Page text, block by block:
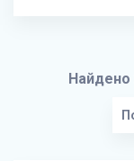
Найдено